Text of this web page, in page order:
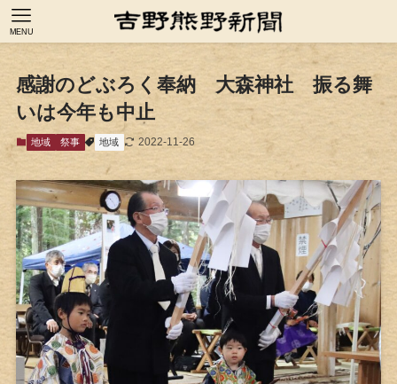
MENU
感謝のどぶろく奉納 大森神社 振る舞
いは今年も中止
地域 祭事 地域 2022-11-26